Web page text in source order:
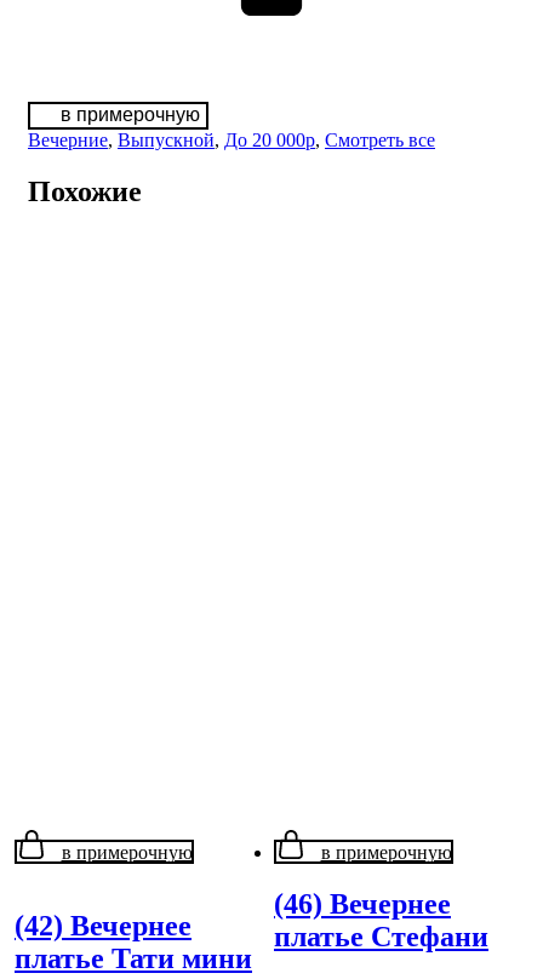
в примерочную
Вечерние, Выпускной, До 20 000р, Смотреть все
Похожие
в примерочную
(42) Вечернее
платье Тати мини
в примерочную
(46) Вечернее
платье Стефани